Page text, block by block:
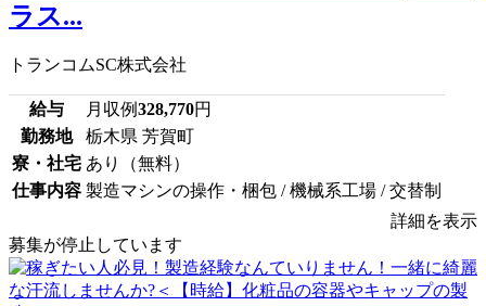
ラス...
トランコムSC株式会社
給与 月収例328,770円
勤務地
栃木県 芳賀町
寮・社宅 あり（無料）
仕事内容 製造マシンの操作・梱包 / 機械系工場 / 交替制
詳細を表示
募集が停止しています